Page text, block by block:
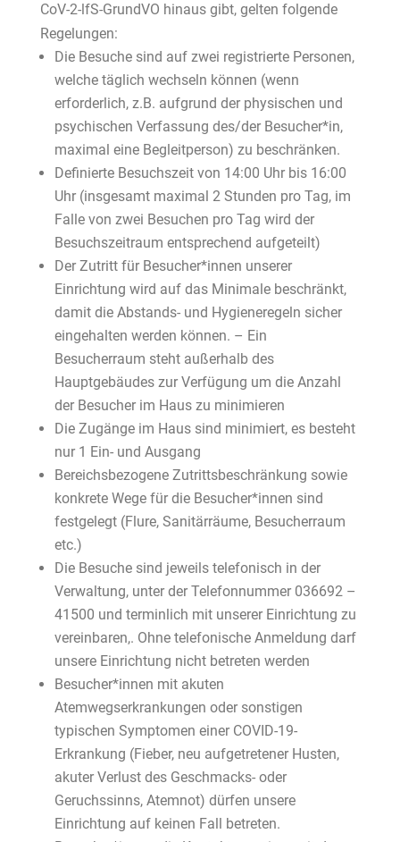
CoV-2-lfS-GrundVO hinaus gibt, gelten folgende
Regelungen:
Die Besuche sind auf zwei registrierte Personen,
welche täglich wechseln können (wenn
erforderlich, z.B. aufgrund der physischen und
psychischen Verfassung des/der Besucher*in,
maximal eine Begleitperson) zu beschränken.
Definierte Besuchszeit von 14:00 Uhr bis 16:00
Uhr (insgesamt maximal 2 Stunden pro Tag, im
Falle von zwei Besuchen pro Tag wird der
Besuchszeitraum entsprechend aufgeteilt)
Der Zutritt für Besucher*innen unserer
Einrichtung wird auf das Minimale beschränkt,
damit die Abstands- und Hygieneregeln sicher
eingehalten werden können. – Ein
Besucherraum steht außerhalb des
Hauptgebäudes zur Verfügung um die Anzahl
der Besucher im Haus zu minimieren
Die Zugänge im Haus sind minimiert, es besteht
nur 1 Ein- und Ausgang
Bereichsbezogene Zutrittsbeschränkung sowie
konkrete Wege für die Besucher*innen sind
festgelegt (Flure, Sanitärräume, Besucherraum
etc.)
Die Besuche sind jeweils telefonisch in der
Verwaltung, unter der Telefonnummer 036692 –
41500 und terminlich mit unserer Einrichtung zu
vereinbaren,. Ohne telefonische Anmeldung darf
unsere Einrichtung nicht betreten werden
Besucher*innen mit akuten
Atemwegserkrankungen oder sonstigen
typischen Symptomen einer COVID-19-
Erkrankung (Fieber, neu aufgetretener Husten,
akuter Verlust des Geschmacks- oder
Geruchssinns, Atemnot) dürfen unsere
Einrichtung auf keinen Fall betreten.